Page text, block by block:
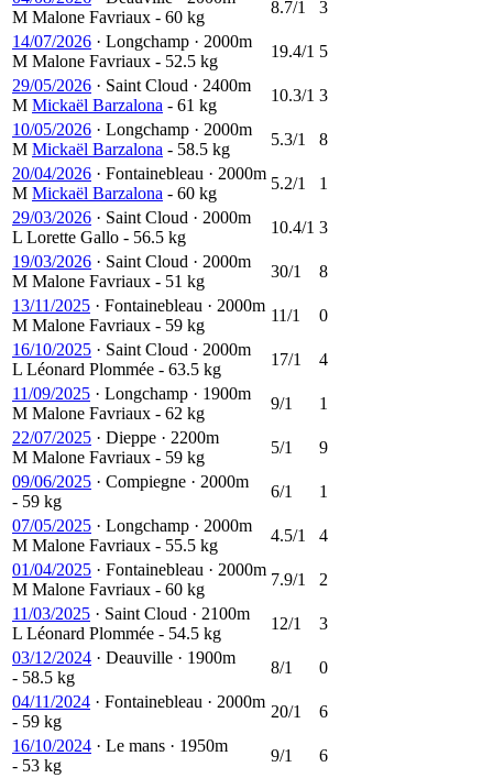
M Malone Favriaux - 60 kg
8.7/1
3
14/07/2026 · Longchamp · 2000m
M Malone Favriaux - 52.5 kg
19.4/1 5
29/05/2026 · Saint Cloud · 2400m
M Mickaël Barzalona - 61 kg
10.3/1 3
10/05/2026 · Longchamp · 2000m
M Mickaël Barzalona - 58.5 kg
5.3/1
8
20/04/2026 · Fontainebleau · 2000m
M Mickaël Barzalona - 60 kg
5.2/1
1
29/03/2026 · Saint Cloud · 2000m
L Lorette Gallo - 56.5 kg
10.4/1 3
19/03/2026 · Saint Cloud · 2000m
M Malone Favriaux - 51 kg
30/1
8
13/11/2025 · Fontainebleau · 2000m
M Malone Favriaux - 59 kg
11/1
0
16/10/2025 · Saint Cloud · 2000m
L Léonard Plommée - 63.5 kg
17/1
4
11/09/2025 · Longchamp · 1900m
M Malone Favriaux - 62 kg
9/1
1
22/07/2025 · Dieppe · 2200m
M Malone Favriaux - 59 kg
5/1
9
09/06/2025 · Compiegne · 2000m
- 59 kg
6/1
1
07/05/2025 · Longchamp · 2000m
M Malone Favriaux - 55.5 kg
4.5/1
4
01/04/2025 · Fontainebleau · 2000m
M Malone Favriaux - 60 kg
7.9/1
2
11/03/2025 · Saint Cloud · 2100m
L Léonard Plommée - 54.5 kg
12/1
3
03/12/2024 · Deauville · 1900m
- 58.5 kg
8/1
0
04/11/2024 · Fontainebleau · 2000m
- 59 kg
20/1
6
16/10/2024 · Le mans · 1950m
- 53 kg
9/1
6